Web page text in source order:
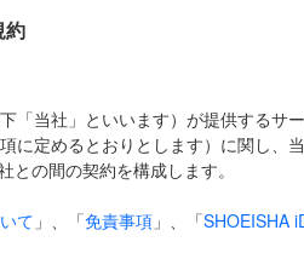
約
「当社」といいます）が提供するサ
に定めるとおりとします）に関し、
の間の契約を構成します。
て 」、「免責事項 」、「SHOEISHA